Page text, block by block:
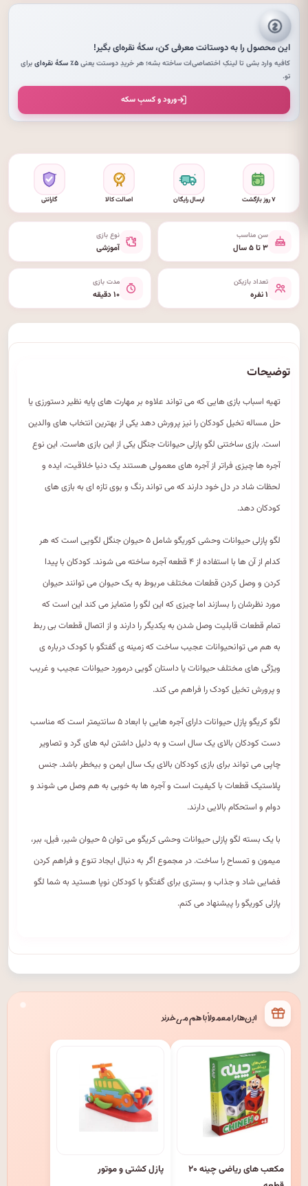
این محصول را به دوستانت معرفی کن،سکهٔ نقره‌ایبگیر!
کافیه وارد بشی تا لینکِ اختصاصی‌ات ساخته بشه؛ هر خریدِ دوستت یعنی۵٪ سکهٔ نقره‌ای
برای
تو.
ورود و کسبِ سکه
۷ روز بازگشت ارسال رایگان اصالت کالا گارانتی
سن مناسب
۳ تا ۵ سال
نوع بازی
آموزشی
تعداد بازیکن
۱ نفره
مدت بازی
۱۰ دقیقه
توضیحات
تهیه اسباب بازی هایی که می تواند علاوه بر مهارت های پایه نظیر دستورزی یا
حل مساله تخیل کودکان را نیز پرورش دهد یکی از بهترین انتخاب های والدین
است. بازی ساختنی لگو پازلی حیوانات جنگل یکی از این بازی هاست. این نوع
آجره ها چیزی فراتر از آجره های معمولی هستند یک دنیا خلاقیت، ایده و
لحظات شاد در دل خود دارند که می تواند رنگ و بوی تازه ای به بازی های
کودکان دهد.
لگو پازلی حیوانات وحشی کوریگو شامل ۵ حیوان جنگل لگویی است که هر
کدام از آن ها با استفاده از ۴ قطعه آجره ساخته می شوند. کودکان با پیدا
کردن و وصل کردن قطعات مختلف مربوط به یک حیوان می توانند حیوان
مورد نظرشان را بسازند اما چیزی که این لگو را متمایز می کند این است که
تمام قطعات قابلیت وصل شدن به یکدیگر را دارند و از اتصال قطعات بی ربط
به هم می توانحیوانات عجیب ساخت که زمینه ی گفتگو با کودک درباره ی
ویژگی های مختلف حیوانات یا داستان گویی درمورد حیوانات عجیب و غریب
و پرورش تخیل کودک را فراهم می کند.
لگو کریگو پازل حیوانات دارای آجره هایی با ابعاد ۵ سانتیمتر است که مناسب
دست کودکان بالای یک سال است و به دلیل داشتن لبه های گرد و تصاویر
چاپی می تواند برای بازی کودکان بالای یک سال ایمن و بیخطر باشد. جنس
پلاستیک قطعات با کیفیت است و آجره ها به خوبی به هم وصل می شوند و
دوام و استحکام بالایی دارند.
با یک بسته لگو پازلی حیوانات وحشی کریگو می توان ۵ حیوان شیر، فیل، ببر،
میمون و تمساح را ساخت. در مجموع اگر به دنبال ایجاد تنوع و فراهم کردن
فضایی شاد و جذاب و بستری برای گفتگو با کودکان نوپا هستید به شما لگو
پازلی کوریگو را پیشنهاد می کنم.
این‌ها را معمولاً با هم می‌خرند
مکعب های ریاضی چینه ۲۰
پازل کشتی و موتور